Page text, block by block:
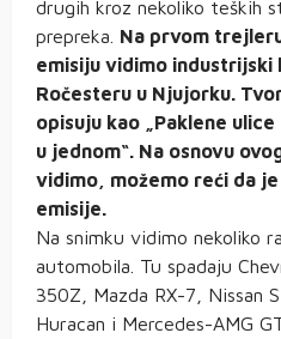
drugih kroz nekoliko teških
prepreka. Na prvom
emisiju vidimo industrijski
Ročesteru u Njujorku.
opisuju kao „Paklene
u jednom“. Na osnovu
vidimo, možemo reći da
emisije.
Na snimku vidimo nekoliko
automobila. Tu spadaju
350Z, Mazda RX-7, Nissan
Huracan i Mercedes-AMG